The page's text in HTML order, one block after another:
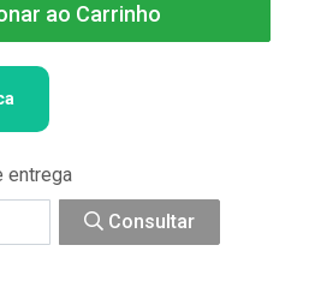
ao Carrinho
entrega
Consultar